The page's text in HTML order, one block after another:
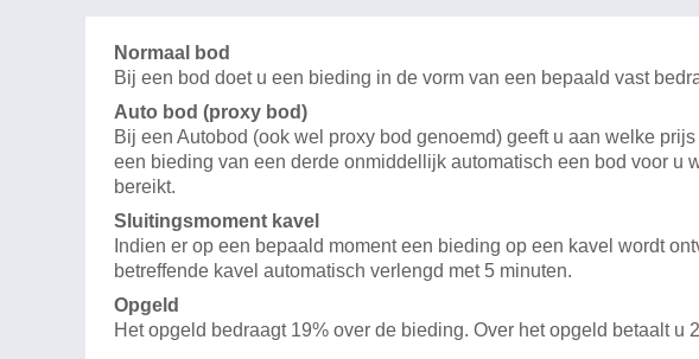
Normaal bod
Bij een bod doet u een bieding in de vorm van een bepaald vast
Auto bod (proxy bod)
Bij een Autobod (ook wel proxy bod genoemd) geeft u aan welke
een bieding van een derde onmiddellijk automatisch een bod voor u
bereikt.
Sluitingsmoment kavel
Indien er op een bepaald moment een bieding op een kavel wordt
betreffende kavel automatisch verlengd met 5 minuten.
Opgeld
Het opgeld bedraagt 19% over de bieding. Over het opgeld betaalt u